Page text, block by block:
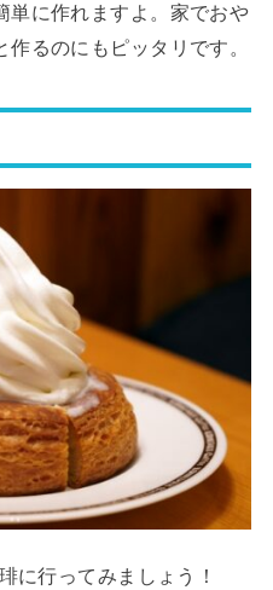
単に作れますよ。家でおや
るのにもピッタリです。
に行ってみましょう！